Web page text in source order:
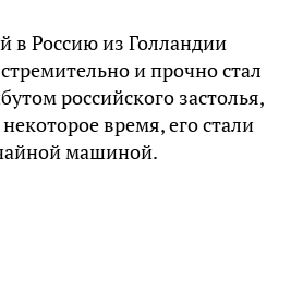
в Россию из Голландии
и прочно стал
российского застолья,
время, его стали
машиной.